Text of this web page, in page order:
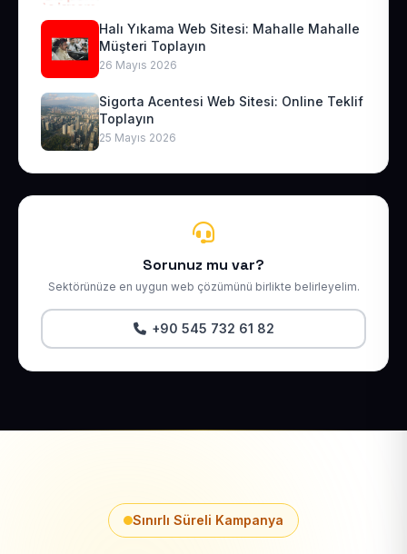
Halı Yıkama Web Sitesi: Mahalle Mahalle
Müşteri Toplayın
26 Mayıs 2026
Sigorta Acentesi Web Sitesi: Online Teklif
Toplayın
25 Mayıs 2026
Sorunuz mu var?
Sektörünüze en uygun web çözümünü birlikte belirleyelim.
+90 545 732 61 82
Sınırlı Süreli Kampanya